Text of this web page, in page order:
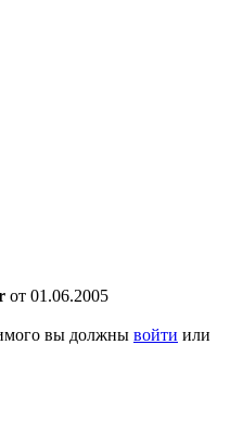
от 01.06.2005
вы должны войти или